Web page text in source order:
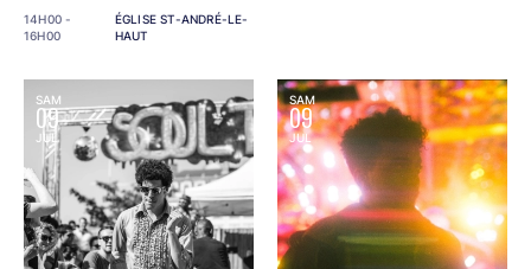
14H00 -
16H00
ÉGLISE ST-ANDRÉ-LE-
HAUT
SAM
09
JUL
SAM
09
JUL